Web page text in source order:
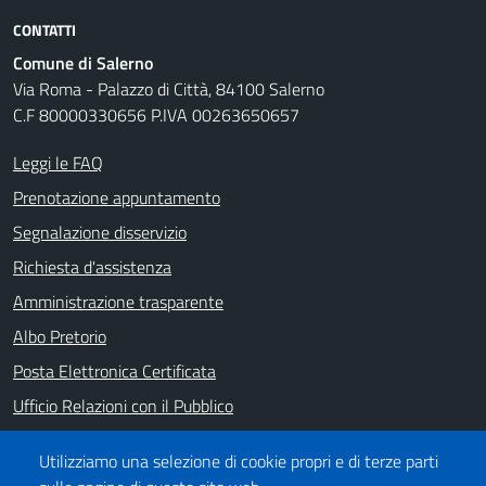
Utilizziamo una selezione di cookie propri e di terze parti
CONTATTI
Comune di Salerno
Via Roma - Palazzo di Città, 84100 Salerno
C.F 80000330656 P.IVA 00263650657
Leggi le FAQ
Prenotazione appuntamento
Segnalazione disservizio
Richiesta d'assistenza
Amministrazione trasparente
Albo Pretorio
Posta Elettronica Certificata
Ufficio Relazioni con il Pubblico
Informativa privacy